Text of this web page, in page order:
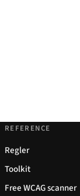
REFERENCE
Regler
Toolkit
Free WCAG scanner